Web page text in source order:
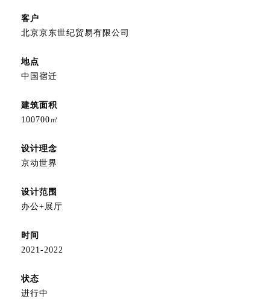
客户
北京京东世纪贸易有限公司
地点
中国宿迁
建筑面积
100700㎡
设计理念
京动世界
设计范围
办公+展厅
时间
2021-2022
状态
进行中